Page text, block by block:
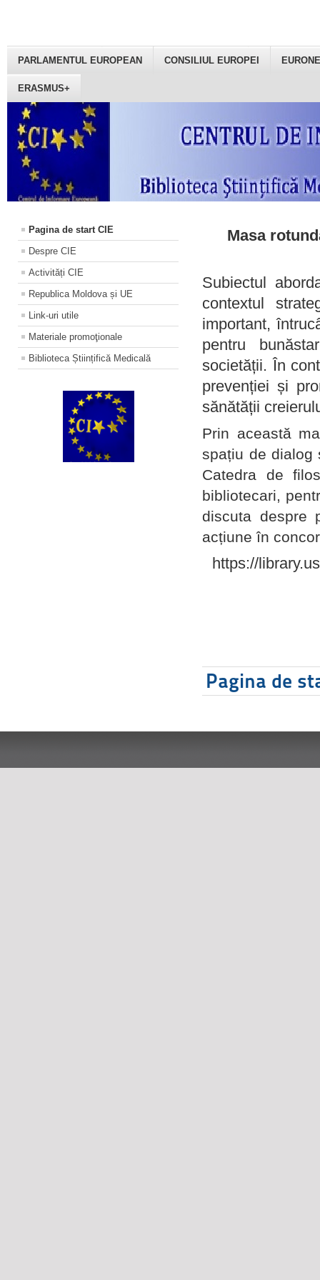
PARLAMENTUL EUROPEAN CONSILIUL EUROPEI
ERASMUS+
Pagina de start CIE
Despre CIE
Activități CIE
Republica Moldova și UE
Link-uri utile
Materiale promoţionale
Biblioteca Științifică Medicală
Masa
Subiectul
contextul
important,
pentru
societății. În
prevenției și
sănătății
Prin această
spațiu de dialog
Catedra de
bibliotecari,
discuta despre
acțiune în
https://
Pagina de